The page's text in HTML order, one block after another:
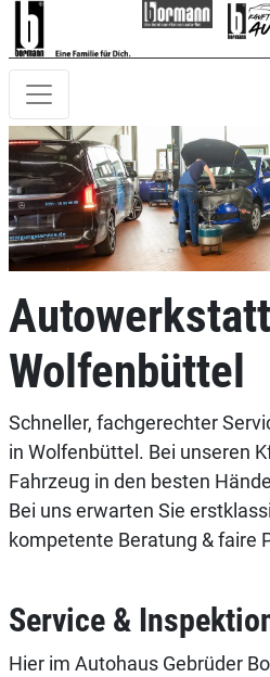
Autowerkstatt
Wolfenbüttel
Schneller, fachgerechter
in Wolfenbüttel. Bei unseren
Fahrzeug in den besten
Bei uns erwarten Sie
kompetente Beratung & faire
Service &
Hier im Autohaus Gebrüder